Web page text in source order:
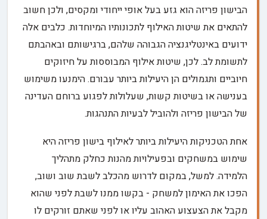
הבישון פריזה הוא גזע בעל אופי ייחודי ומקסים, ולכן חשוב
להתאים את שיטות האילוף לתכונותיו המיוחדות. כלבים אלה
ידועים באינטליגנציה הגבוהה שלהם, ברגישותם ובאהבתם
לתשומת לב. לכן, שיטות אילוף המבוססות על חיזוקים
חיוביים ותגמולים הן היעילות ביותר עבורם. הימנעו משימוש
בענישה או בשיטות קשות, שעלולות לפגוע ברוחם העדינה
של הבישון פריזה ולהוביל לבעיות התנהגות.
אחת הטכניקות היעילות ביותר לאילוף בישון פריזה היא
שימוש במשחקים ובפעילויות מהנות כחלק מתהליך
הלמידה. למשל, במקום לדרוש מהכלב לשבת שוב ושוב,
הפכו את האימון למשחק - בקשו ממנו לשבת לפני שהוא
מקבל את הצעצוע האהוב עליו או לפני שאתם זורקים לו